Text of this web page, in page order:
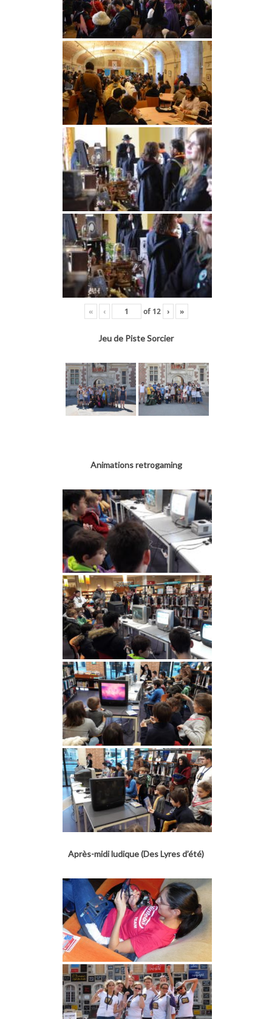
« ‹ of 12 › »
Jeu de Piste Sorcier
Animations retrogaming
Après-midi ludique (Des Lyres d’été)